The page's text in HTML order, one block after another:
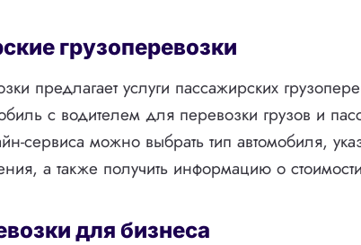
грузоперевозки
предлагает услуги пассажирских
с водителем для перевозки грузов и
сервиса можно выбрать тип автомобиля,
а также получить информацию о
для бизнеса